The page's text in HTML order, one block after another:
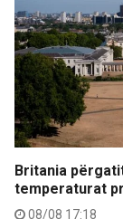
Britania
temperaturat
08/08 17:18